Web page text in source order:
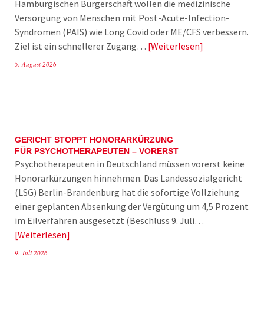
Hamburgischen Bürgerschaft wollen die medizinische
Versorgung von Menschen mit Post-Acute-Infection-
Syndromen (PAIS) wie Long Covid oder ME/CFS verbessern.
Ziel ist ein schnellerer Zugang… Weiterlesen
5. August 2026
GERICHT STOPPT HONORARKÜRZUNG
FÜR PSYCHOTHERAPEUTEN – VORERST
Psychotherapeuten in Deutschland müssen vorerst keine
Honorarkürzungen hinnehmen. Das Landessozialgericht
(LSG) Berlin-Brandenburg hat die sofortige Vollziehung
einer geplanten Absenkung der Vergütung um 4,5 Prozent
im Eilverfahren ausgesetzt (Beschluss 9. Juli…
Weiterlesen
9. Juli 2026